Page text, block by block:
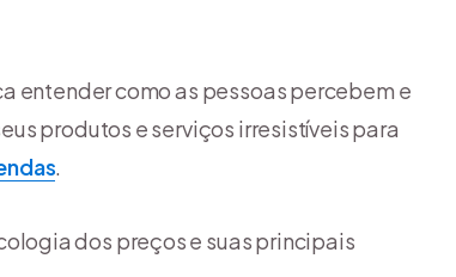
entender como as pessoas percebem e
produtos e serviços irresistíveis para
.
dos preços e suas principais